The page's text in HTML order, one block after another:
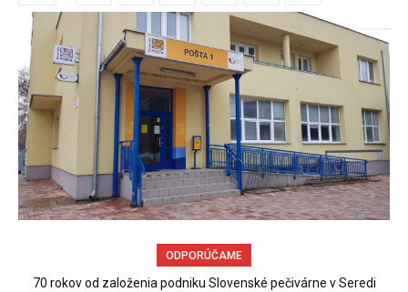
ODPORÚČAME
70 rokov od založenia podniku Slovenské pečivárne v Seredi
Sereď niekedy bola mestom s výborným napojením na